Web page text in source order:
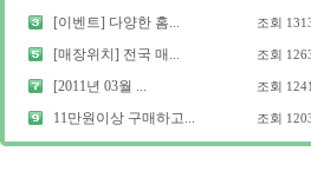
[이벤트] 다양한 홈... 조회
[매장위치] 전국 매... 조회
[2011년 03월 ... 조회
11만원이상 구매하고... 조회